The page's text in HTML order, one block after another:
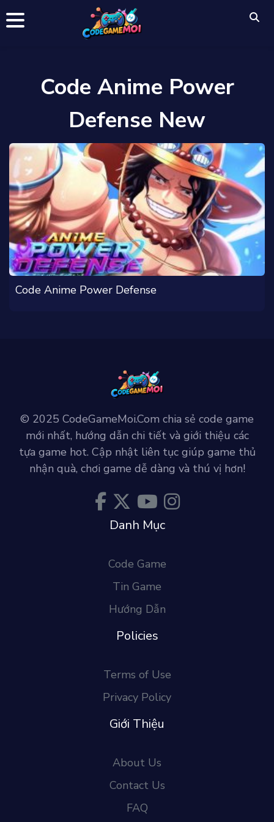
Code Anime Power
Defense New
Code Anime Power Defense
© 2025 CodeGameMoi.Com chia sẻ code game
mới nhất, hướng dẫn chi tiết và giới thiệu các
tựa game hot. Cập nhật liên tục giúp game thủ
nhận quà, chơi game dễ dàng và thú vị hơn!
Danh Mục
Code Game
Tin Game
Hướng Dẫn
Policies
Terms of Use
Privacy Policy
Giới Thiệu
About Us
Contact Us
FAQ